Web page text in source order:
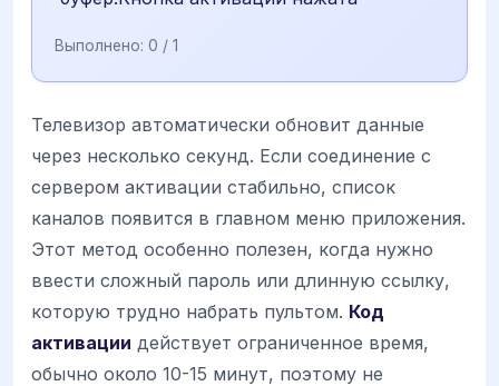
Выполнено: 0 / 1
Телевизор автоматически обновит данные
через несколько секунд. Если соединение с
сервером активации стабильно, список
каналов появится в главном меню приложения.
Этот метод особенно полезен, когда нужно
ввести сложный пароль или длинную ссылку,
которую трудно набрать пультом. Код
активации действует ограниченное время,
обычно около 10-15 минут, поэтому не